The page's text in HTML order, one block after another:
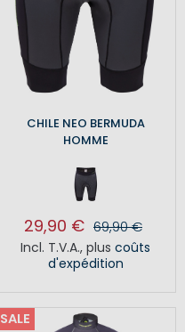
CHILE NEO BERMUDA
HOMME
29,90 € 69,90 €
Incl. T.V.A., plus coûts
d'expédition
SALE